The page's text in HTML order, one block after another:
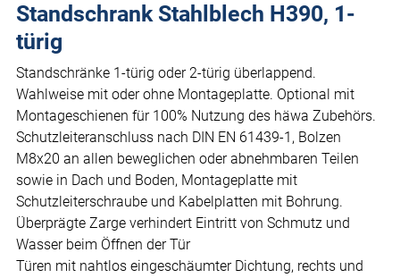
Standschrank Stahlblech H390, 1-
türig
Standschränke 1-türig oder 2-türig überlappend.
Wahlweise mit oder ohne Montageplatte. Optional mit
Montageschienen für 100% Nutzung des häwa Zubehörs.
Schutzleiteranschluss nach DIN EN 61439-1, Bolzen
M8x20 an allen beweglichen oder abnehmbaren Teilen
sowie in Dach und Boden, Montageplatte mit
Schutzleiterschraube und Kabelplatten mit Bohrung.
Überprägte Zarge verhindert Eintritt von Schmutz und
Wasser beim Öffnen der Tür
Türen mit nahtlos eingeschäumter Dichtung, rechts und